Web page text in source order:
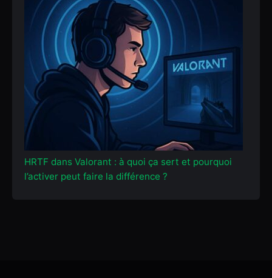
HRTF dans Valorant : à quoi ça sert et pourquoi
l’activer peut faire la différence ?